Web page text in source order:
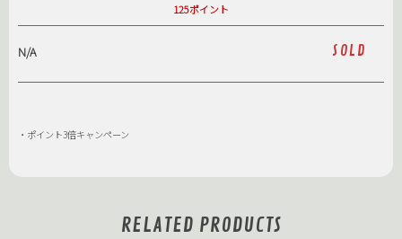
125ポイント
N/A SOLD
・ポイント3倍キャンペーン
RELATED PRODUCTS